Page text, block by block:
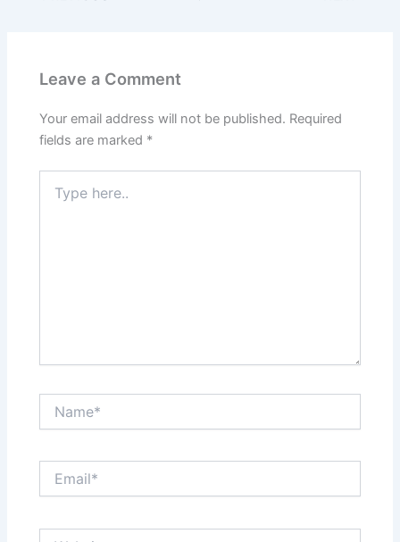
Leave a Comment
Your email address will not be published. Required
fields are marked *
here..